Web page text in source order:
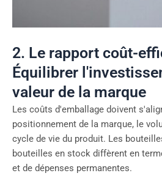
2. Le rapport coût-
Équilibrer
valeur de la marque
Les coûts d'emballage doivent
positionnement de la marque, le
cycle de vie du produit. Les
bouteilles en stock diffèrent en
et de dépenses permanentes.